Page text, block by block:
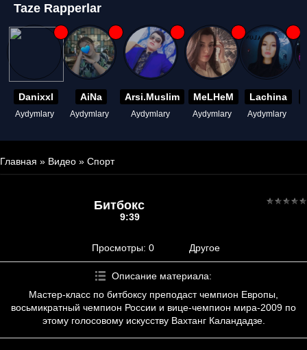
Taze Rapperlar
Danixxl
Aydymlary
AiNa
Aydymlary
Arsi.Muslim
Aydymlary
MeLHeM
Aydymlary
Lachina
Aydymlary
Главная » Видео » Спорт
Битбокс
9:39
Просмотры: 0 Другое
Описание материала:
Мастер-класс по битбоксу преподаст чемпион Европы,
восьмикратный чемпион России и вице-чемпион мира-2009 по
этому голосовому искусству Вахтанг Каландадзе.